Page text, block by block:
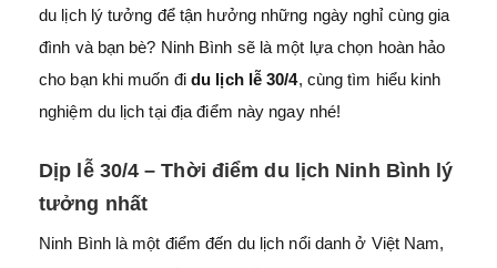
du lịch lý tưởng để tận hưởng những ngày nghỉ cùng gia
đình và bạn bè? Ninh Bình sẽ là một lựa chọn hoàn hảo
cho bạn khi muốn đi du lịch lễ 30/4, cùng tìm hiểu kinh
nghiệm du lịch tại địa điểm này ngay nhé!
Dịp lễ 30/4 – Thời điểm du lịch Ninh Bình lý
tưởng nhất
Ninh Bình là một điểm đến du lịch nổi danh ở Việt Nam,